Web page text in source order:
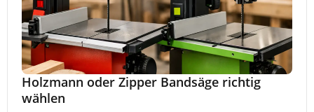
Holzmann oder Zipper Bandsäge richtig
wählen